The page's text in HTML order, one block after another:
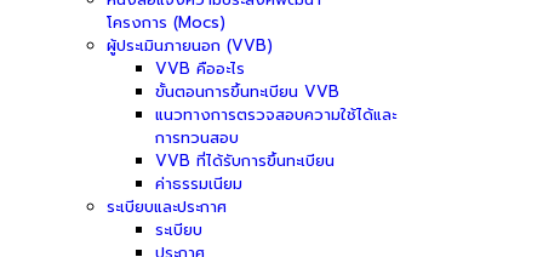
โครงการ (Mocs)
ผู้ประเมินภายนอก (VVB)
VVB คืออะไร
ขั้นตอนการขึ้นทะเบียน VVB
แนวทางการตรวจสอบความใช้ได้และ
การทวนสอบ
VVB ที่ได้รับการขึ้นทะเบียน
ค่าธรรมเนียม
ระเบียบและประกาศ
ระเบียบ